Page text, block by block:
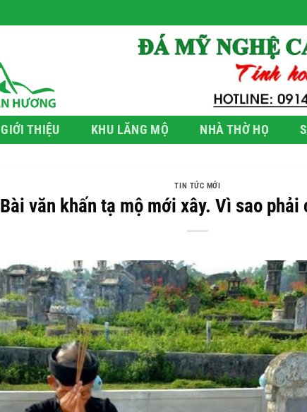
GIỚI THIỆU KHU LĂNG MỘ NHÀ THỜ HỌ
TIN TỨC MỚI
Bài văn khấn tạ mộ mới xây. Vì sao phải